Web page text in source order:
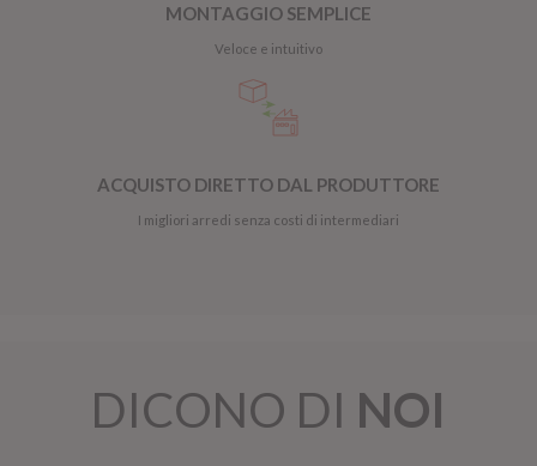
MONTAGGIO SEMPLICE
Veloce e intuitivo
ACQUISTO DIRETTO DAL PRODUTTORE
I migliori arredi senza costi di intermediari
DICONO DI NOI